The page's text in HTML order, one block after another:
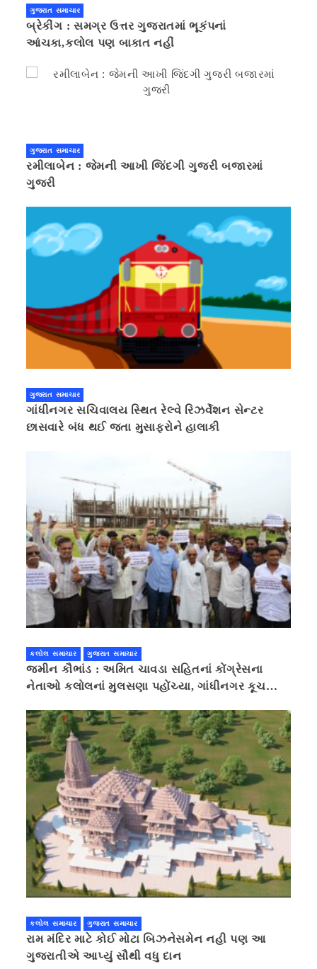
ગુજરાત સમાચાર
બ્રેકીંગ : સમગ્ર ઉત્તર ગુજરાતમાં ભૂકંપનાં
આંચકા,કલોલ પણ બાકાત નહીં
ગુજરાત સમાચાર
રમીલાબેન : જેમની આખી જિંદગી ગુજરી બજારમાં
ગુજરી
ગુજરાત સમાચાર
ગાંધીનગર સચિવાલય સ્થિત રેલ્વે રિઝર્વેશન સેન્ટર
છાસવારે બંધ થઈ જતા મુસાફરોને હાલાકી
કલોલ સમાચાર ગુજરાત સમાચાર
જમીન કૌભાંડ : અમિત ચાવડા સહિતનાં કોંગ્રેસના
નેતાઓ કલોલનાં મુલસણા પહોંચ્યા, ગાંધીનગર કૂચ
કલોલ સમાચાર ગુજરાત સમાચાર
રામ મંદિર માટે કોઈ મોટા બિઝનેસમેન નહી પણ આ
ગુજરાતીએ આપ્યું સૌથી વધુ દાન